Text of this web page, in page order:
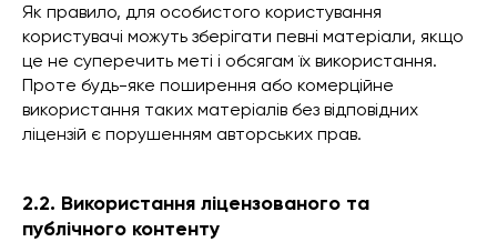
Як правило, для особистого користування
користувачі можуть зберігати певні матеріали, якщо
це не суперечить меті і обсягам їх використання.
Проте будь-яке поширення або комерційне
використання таких матеріалів без відповідних
ліцензій є порушенням авторських прав.
2.2. Використання ліцензованого та
публічного контенту